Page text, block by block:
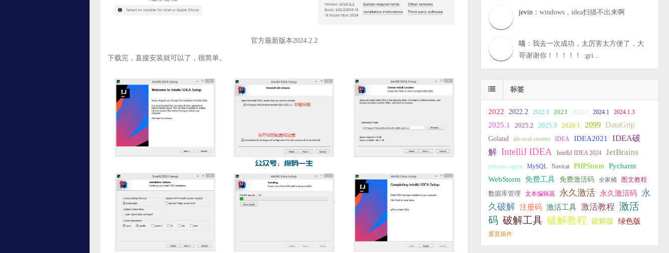
官方最新版本2024.2.2
下载完，直接安装就可以了，很简单。
jevin ：windows，idea扫描不出来啊
喵 ：我去一次成功，太厉害太方便了，大
哥谢谢你！！！！！ :gri...
标签
2022 2022.2 2022.3 2023 2023.3 2024.1 2024.1.3
2025.1 2025.2 2025.3 2026.1 2099 DataGrip
Goland ide-eval-resetter IDEA IDEA2021
IDEA破
解 IntelliJ IDEA IntelliJ IDEA 2024 JetBrains
jetbrains-agent MySQL Navicat PHPStorm Pycharm
WebStorm 免费工具 免费激活码 全家桶 图文教程
数据库管理 文本编辑器 永久激活 永久激活码
永
久破解 注册码 激活工具 激活教程 激活
码 破解工具 破解教程 破解版 绿色版
重置插件